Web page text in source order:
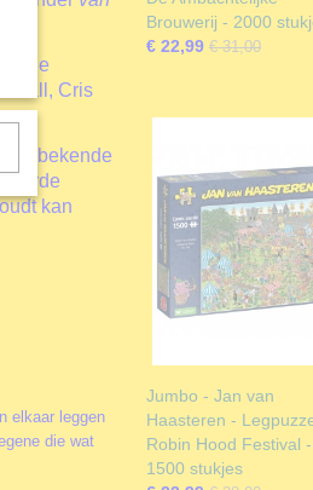
de
Wall, Cris
bekende
kan
elkaar leggen
die wat
Brouwerij - 2000
€ 22,99 € 31,00
Jumbo - Jan van
Haasteren -
Robin Hood Festival -
1500 stukjes